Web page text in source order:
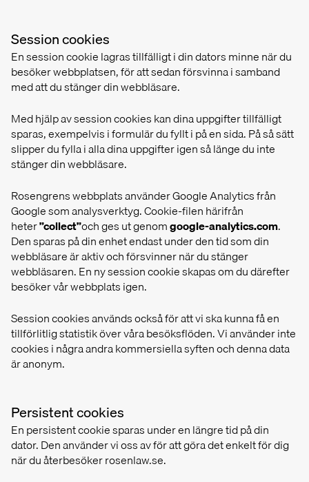
Session cookies
En session cookie lagras tillfälligt i din dators minne när du
besöker webbplatsen, för att sedan försvinna i samband
med att du stänger din webbläsare.
Med hjälp av session cookies kan dina uppgifter tillfälligt
sparas, exempelvis i formulär du fyllt i på en sida. På så sätt
slipper du fylla i alla dina uppgifter igen så länge du inte
stänger din webbläsare.
Rosengrens webbplats använder Google Analytics från
Google som analysverktyg. Cookie-filen härifrån
heter”collect”och ges ut genomgoogle-analytics.com.
Den sparas på din enhet endast under den tid som din
webbläsare är aktiv och försvinner när du stänger
webbläsaren. En ny session cookie skapas om du därefter
besöker vår webbplats igen.
Session cookies används också för att vi ska kunna få en
tillförlitlig statistik över våra besöksflöden. Vi använder inte
cookies i några andra kommersiella syften och denna data
är anonym.
Persistent cookies
En persistent cookie sparas under en längre tid på din
dator. Den använder vi oss av för att göra det enkelt för dig
när du återbesöker rosenlaw.se.